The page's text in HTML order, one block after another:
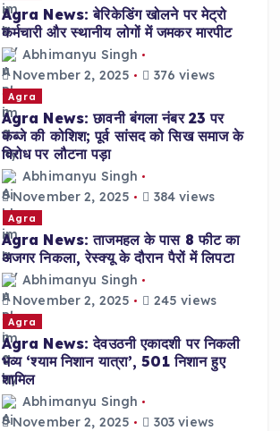
Agra News: बेरिकेडिंग खोलने पर मेट्रो
कर्मचारी और स्थानीय लोगों में जमकर मारपीट
Abhimanyu Singh
November 2, 2025
376 views
Agra
Agra News: छावनी बंगला नंबर 23 पर
कब्जे की कोशिश; पूर्व सांसद को सिख समाज के
विरोध पर लौटना पड़ा
Abhimanyu Singh
November 2, 2025
384 views
Agra
Agra News: ताजमहल के पास 8 फीट का
अजगर निकला, रेस्क्यू के दौरान पैरों में लिपटा
Abhimanyu Singh
November 2, 2025
245 views
Agra
Agra News: देवउठनी एकादशी पर निकली
भव्य ‘श्याम निशान यात्रा’, 501 निशान हुए
शामिल
Abhimanyu Singh
November 2, 2025
303 views